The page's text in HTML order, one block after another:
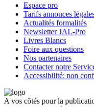
Espace pro
Tarifs annonces
Actualités formalités
Newsletter JAL-Pro
Livres Blancs
Foire aux questions
Nos partenaires
Contacter notre
Accessibilité: non
A vos côtés pour la